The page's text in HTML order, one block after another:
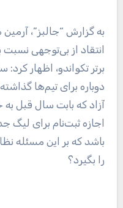
به گزارش “جالبز”‌، آرمین هادی‌پور در گفتگو با جالبز، با
انتقاد از بی‌توجهی
برتر تکواندو، اظهار
دوباره برای تیم‌ها
آزاد که بابت سال قبل
اجازه ثبت‌نام برای لیگ
باشد که بر این مسئله
را بگیرد؟